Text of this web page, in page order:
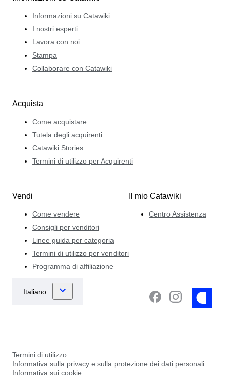
Informazioni su Catawiki
I nostri esperti
Lavora con noi
Stampa
Collaborare con Catawiki
Acquista
Come acquistare
Tutela degli acquirenti
Catawiki Stories
Termini di utilizzo per Acquirenti
Vendi
Come vendere
Consigli per venditori
Linee guida per categoria
Termini di utilizzo per venditori
Programma di affiliazione
Il mio Catawiki
Centro Assistenza
Termini di utilizzo
Informativa sulla privacy e sulla protezione dei dati personali
Informativa sui cookie